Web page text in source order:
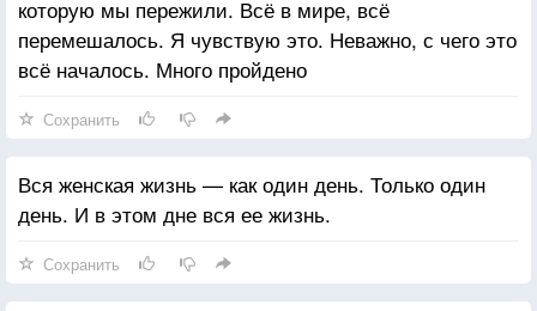
которую мы пережили. Всё в мире, всё
перемешалось. Я чувствую это. Неважно, с чего это
всё началось. Много пройдено
Сохранить
Вся женская жизнь — как один день. Только один
день. И в этом дне вся ее жизнь.
Сохранить